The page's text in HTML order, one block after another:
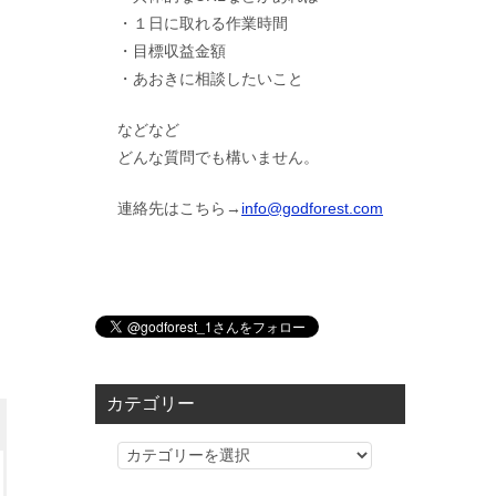
・１日に取れる作業時間
・目標収益金額
・あおきに相談したいこと
などなど
どんな質問でも構いません。
連絡先はこちら→ info@godforest.com
カテゴリー
カ